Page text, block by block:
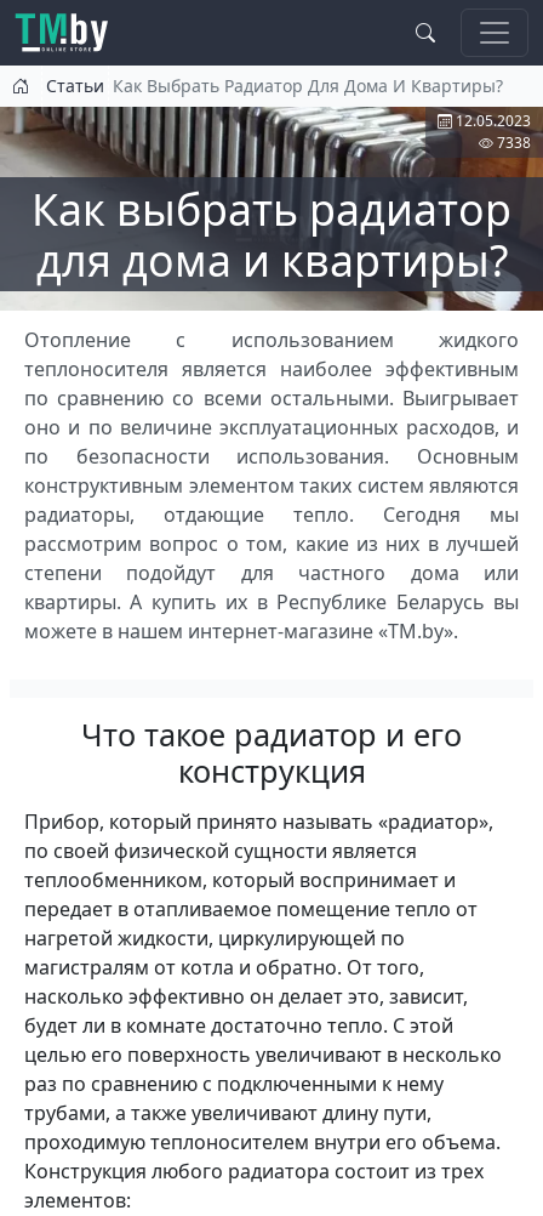
Перейти к основному содержанию
Статьи Как Выбрать Радиатор Для Дома И Квартиры?
Как выбрать радиатор
для дома и квартиры?
12.05.2023
7338
Отопление с использованием жидкого
теплоносителя является наиболее эффективным
по сравнению со всеми остальными. Выигрывает
оно и по величине эксплуатационных расходов, и
по безопасности использования. Основным
конструктивным элементом таких систем являются
радиаторы, отдающие тепло. Сегодня мы
рассмотрим вопрос о том, какие из них в лучшей
степени подойдут для частного дома или
квартиры. А купить их в Республике Беларусь вы
можете в нашем интернет-магазине «TM.by».
Что такое радиатор и его
конструкция
Прибор, который принято называть «радиатор»,
по своей физической сущности является
теплообменником, который воспринимает и
передает в отапливаемое помещение тепло от
нагретой жидкости, циркулирующей по
магистралям от котла и обратно. От того,
насколько эффективно он делает это, зависит,
будет ли в комнате достаточно тепло. С этой
целью его поверхность увеличивают в несколько
раз по сравнению с подключенными к нему
трубами, а также увеличивают длину пути,
проходимую теплоносителем внутри его объема.
Конструкция любого радиатора состоит из трех
элементов: